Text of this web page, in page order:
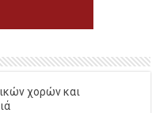
χορών και